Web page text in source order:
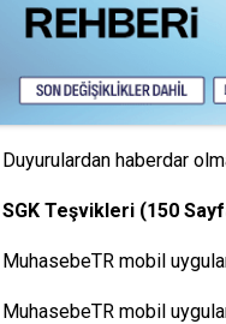
Duyurulardan haberdar
SGK Teşvikleri (150
MuhasebeTR mobil
MuhasebeTR mobil